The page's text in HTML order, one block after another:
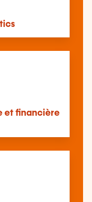
et financière